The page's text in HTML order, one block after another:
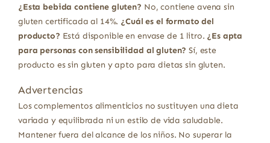
¿Esta bebida contiene gluten? No, contiene avena sin
gluten certificada al 14%. ¿Cuál es el formato del
producto? Está disponible en envase de 1 litro. ¿Es apta
para personas con sensibilidad al gluten? Sí, este
producto es sin gluten y apto para dietas sin gluten.
Advertencias
Los complementos alimenticios no sustituyen una dieta
variada y equilibrada ni un estilo de vida saludable.
Mantener fuera del alcance de los niños. No superar la